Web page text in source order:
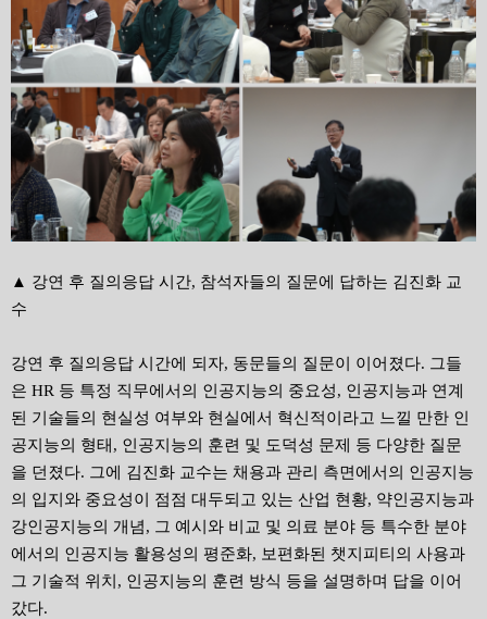
▲ 강연 후 질의응답 시간, 참석자들의 질문에 답하는 김진화 교
수
강연 후 질의응답 시간에 되자, 동문들의 질문이 이어졌다. 그들
은 HR 등 특정 직무에서의 인공지능의 중요성, 인공지능과 연계
된 기술들의 현실성 여부와 현실에서 혁신적이라고 느낄 만한 인
공지능의 형태, 인공지능의 훈련 및 도덕성 문제 등 다양한 질문
을 던졌다. 그에 김진화 교수는 채용과 관리 측면에서의 인공지능
의 입지와 중요성이 점점 대두되고 있는 산업 현황, 약인공지능과
강인공지능의 개념, 그 예시와 비교 및 의료 분야 등 특수한 분야
에서의 인공지능 활용성의 평준화, 보편화된 챗지피티의 사용과
그 기술적 위치, 인공지능의 훈련 방식 등을 설명하며 답을 이어
갔다.